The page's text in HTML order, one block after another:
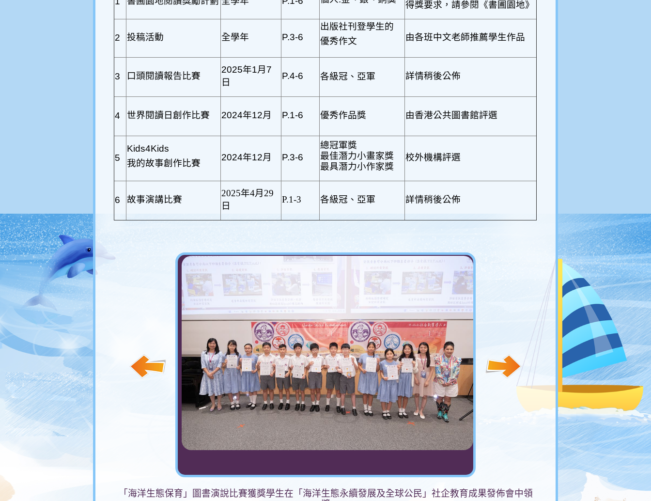
得獎要求，請參閱《書圃園地》
2 投稿活動 全學年 P.3-6
出版社刊登學生的
優秀作文
由各班中文老師推薦學生作品
3 口頭閱讀報告比賽
2025年1月 7
日
P.4-6 各級冠 、 亞軍 詳情稍後公佈
4 世界閱讀日創作比賽 2024年12月 P.1-6 優秀作品獎 由香港公共圖書館評選
5
Kids4Kids
我的故事創作比賽
2024年12月 P.3-6
總冠軍獎
最佳潛力小畫家獎
最具潛力小作家獎
校外機構評選
6 故事演講比賽
2025年4月 29
日
P.1-3 各級冠 、 亞軍 詳情稍後公佈
「海洋生態保育」圖書演說比賽獲獎學生在「海洋生態永續發展及全球公民」社企教育成果發佈會中領